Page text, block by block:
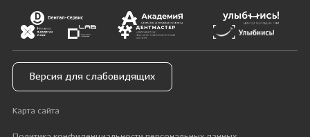
Версия для слабовидящих
Карта сайта